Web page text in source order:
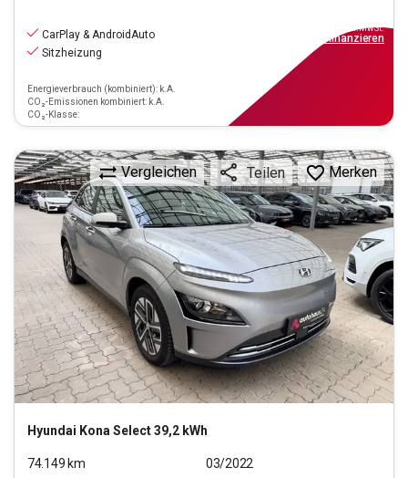
CarPlay & AndroidAuto
Sitzheizung
Energieverbrauch (kombiniert): k.A.
CO₂-Emissionen kombiniert: k.A.
CO₂-Klasse:
inkl.MwSt.
finanzieren
Hyundai Kona Select 39,2 kWh
Vergleichen Teilen Merken
74.149 km
03/2022